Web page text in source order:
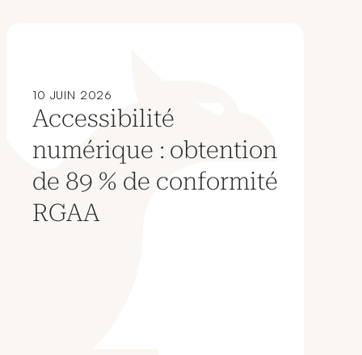
10 JUIN 2026
Accessibilité
numérique : obtention
de 89 % de conformité
RGAA